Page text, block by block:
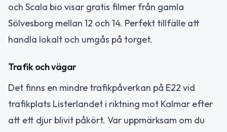
och Scala bio visar gratis filmer från gamla
Sölvesborg mellan 12 och 14. Perfekt tillfälle att
handla lokalt och umgås på torget.
Trafik och vägar
Det finns en mindre trafikpåverkan på E22 vid
trafikplats Listerlandet i riktning mot Kalmar efter
att ett djur blivit påkört. Var uppmärksam om du